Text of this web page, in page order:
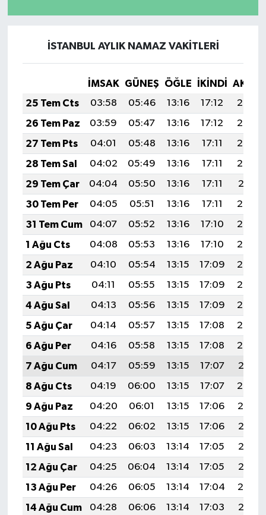
İSTANBUL AYLIK NAMAZ VAKITLERI
İMSAK GÜNEŞ ÖĞLE İKINDI
25 Tem Cts
03:58 05:46 13:16 17:12
20:35
26 Tem Paz
03:59 05:47 13:16 17:12
20:34
27 Tem Pts
04:01 05:48 13:16 17:11
20:33
28 Tem Sal
04:02 05:49 13:16 17:11
20:32
29 Tem Çar
04:04 05:50 13:16 17:11
20:31
30 Tem Per
04:05 05:51 13:16 17:11
20:30
31 Tem Cum
04:07 05:52 13:16 17:10
20:29
1 Ağu Cts
04:08 05:53 13:16 17:10
20:28
2 Ağu Paz
04:10 05:54 13:15 17:09
20:27
3 Ağu Pts
04:11 05:55 13:15 17:09
20:26
4 Ağu Sal
04:13 05:56 13:15 17:09
20:25
5 Ağu Çar
04:14 05:57 13:15 17:08
20:24
6 Ağu Per
04:16 05:58 13:15 17:08
20:23
7 Ağu Cum
04:17 05:59 13:15 17:07
20:21
8 Ağu Cts
04:19 06:00 13:15 17:07
20:20
9 Ağu Paz
04:20 06:01 13:15 17:06
20:19
10 Ağu Pts
04:22 06:02 13:15 17:06
20:18
11 Ağu Sal
04:23 06:03 13:14 17:05
20:16
12 Ağu Çar
04:25 06:04 13:14 17:05
20:15
13 Ağu Per
04:26 06:05 13:14 17:04
20:14
14 Ağu Cum
04:28 06:06 13:14 17:03
20:12